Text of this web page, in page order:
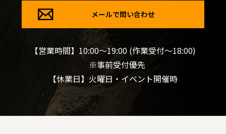
メールで問い合わせ
【営業時間】10:00～19:00 (作業受付～18:00)
※事前受付優先
【休業日】火曜日・イベント開催時